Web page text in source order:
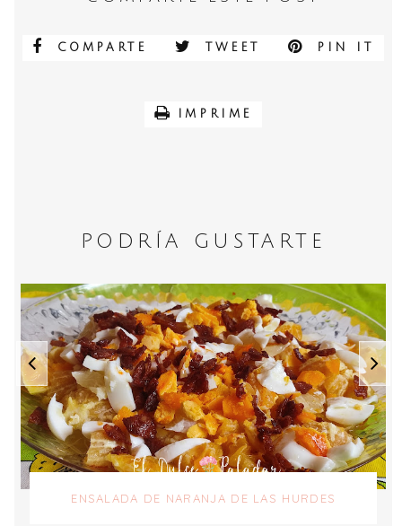
COMPARTE TWEET PIN IT
IMPRIME
PODRÍA GUSTARTE
ENSALADA DE NARANJA DE LAS HURDES